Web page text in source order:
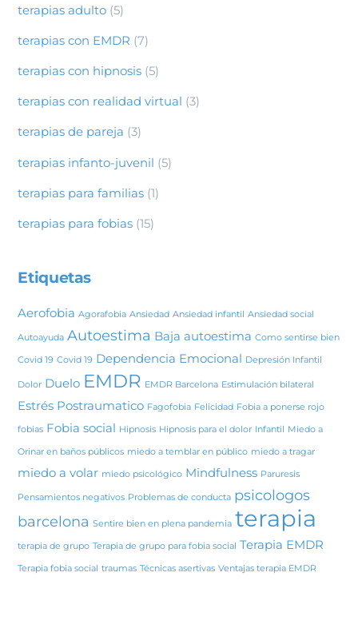
terapias adulto (5)
terapias con EMDR (7)
terapias con hipnosis (5)
terapias con realidad virtual (3)
terapias de pareja (3)
terapias infanto-juvenil (5)
terapias para familias (1)
terapias para fobias (15)
Etiquetas
Aerofobia Agorafobia Ansiedad Ansiedad infantil Ansiedad social
Autoayuda Autoestima Baja autoestima Como sentirse bien
Covid 19 Covid 19 Dependencia Emocional Depresión Infantil
Dolor Duelo EMDR EMDR Barcelona Estimulación bilateral
Estrés Postraumatico Fagofobia Felicidad Fobia a ponerse rojo
fobias Fobia social Hipnosis Hipnosis para el dolor Infantil Miedo a
Orinar en baños públicos miedo a temblar en público miedo a tragar
miedo a volar miedo psicológico Mindfulness Paruresis
Pensamientos negativos Problemas de conducta psicologos
barcelona Sentire bien en plena pandemia terapia
terapia de grupo Terapia de grupo para fobia social Terapia EMDR
Terapia fobia social traumas Técnicas asertivas Ventajas terapia EMDR